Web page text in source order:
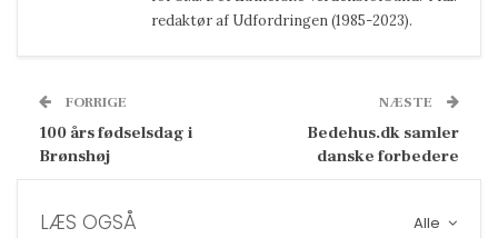
redaktør af Udfordringen (1985-2023).
FORRIGE
100 års fødselsdag i
Brønshøj
NÆSTE
Bedehus.dk samler
danske forbedere
Alle
LÆS OGSÅ